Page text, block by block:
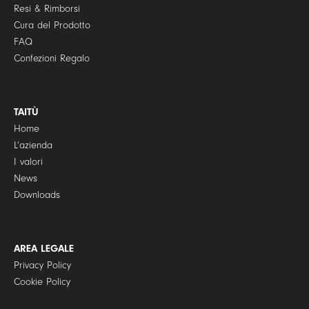
Resi & Rimborsi
Cura del Prodotto
FAQ
Confezioni Regalo
TAITÙ
Home
L’azienda
I valori
News
Downloads
AREA LEGALE
Privacy Policy
Cookie Policy